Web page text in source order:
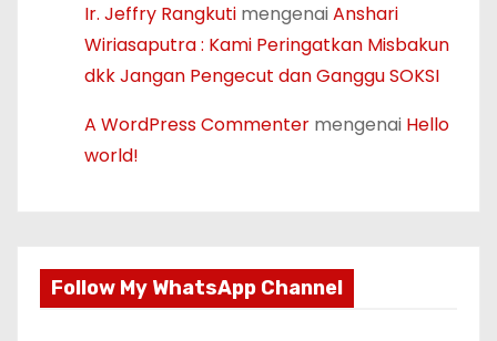
Ir. Jeffry Rangkuti mengenaiAnshari
Wiriasaputra : Kami Peringatkan Misbakun
dkk Jangan Pengecut dan Ganggu SOKSI
A WordPress Commenter mengenai Hello
world!
Follow My WhatsApp Channel